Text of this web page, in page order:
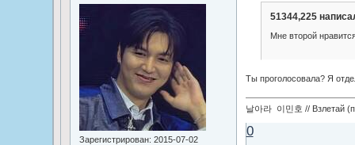
Зарегистрирован: 2015-07-02
51344,225
Мне второй
Ты проголосовала? Я
날아라 이민호 // Взлетай
0